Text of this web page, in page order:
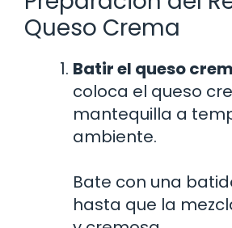
Queso Crema
Batir el queso
coloca el queso
mantequilla a
ambiente.
Bate con una
hasta que la